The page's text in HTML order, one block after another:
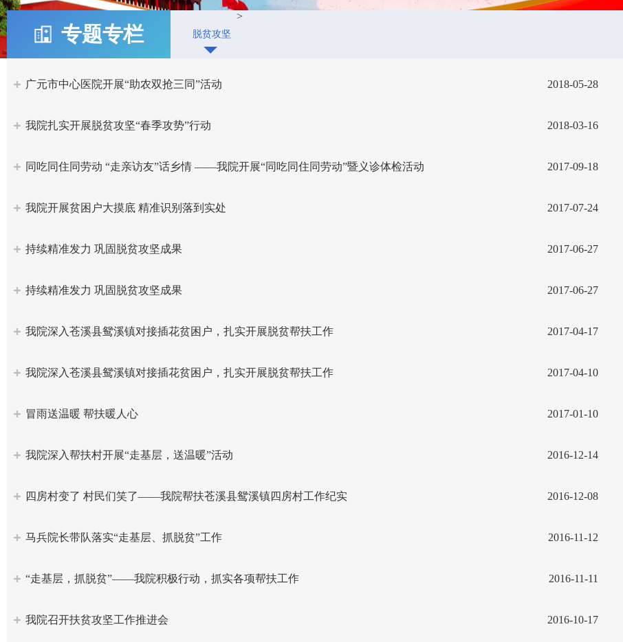
专题专栏 脱贫攻坚
>
2018-05-28
广元市中心医院开展“助农双抢三同”活动
2018-03-16
我院扎实开展脱贫攻坚“春季攻势”行动
2017-09-18
同吃同住同劳动 “走亲访友”话乡情 ——我院开展“同吃同住同劳动”暨义诊体检活动
2017-07-24
我院开展贫困户大摸底 精准识别落到实处
2017-06-27
持续精准发力 巩固脱贫攻坚成果
2017-06-27
持续精准发力 巩固脱贫攻坚成果
2017-04-17
我院深入苍溪县鸳溪镇对接插花贫困户，扎实开展脱贫帮扶工作
2017-04-10
我院深入苍溪县鸳溪镇对接插花贫困户，扎实开展脱贫帮扶工作
2017-01-10
冒雨送温暖 帮扶暖人心
2016-12-14
我院深入帮扶村开展“走基层，送温暖”活动
2016-12-08
四房村变了 村民们笑了——我院帮扶苍溪县鸳溪镇四房村工作纪实
2016-11-12
马兵院长带队落实“走基层、抓脱贫”工作
2016-11-11
“走基层，抓脱贫”——我院积极行动，抓实各项帮扶工作
2016-10-17
我院召开扶贫攻坚工作推进会